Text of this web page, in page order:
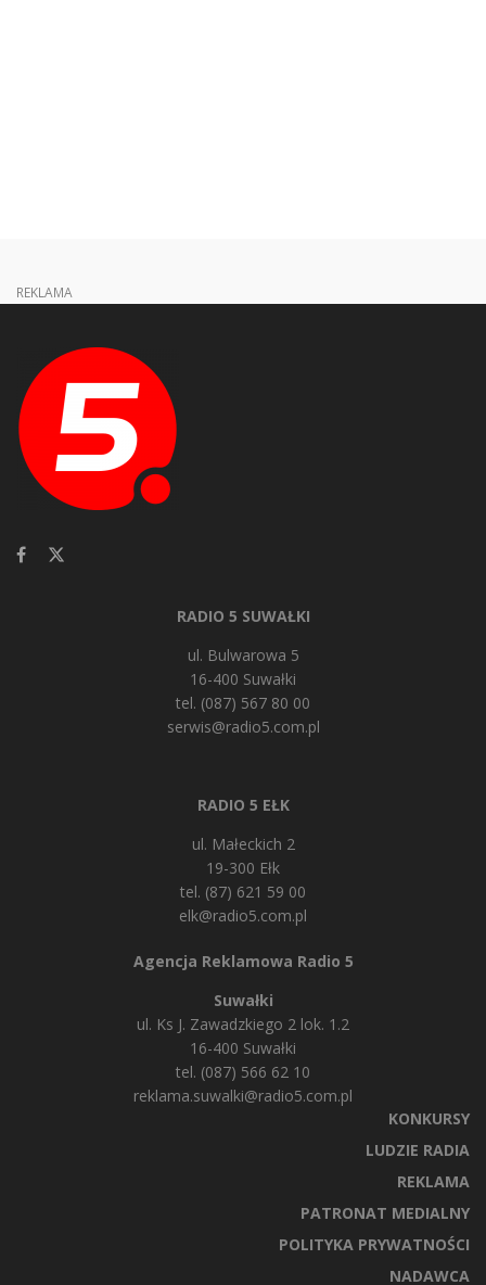
REKLAMA
RADIO 5 SUWAŁKI
ul. Bulwarowa 5
16-400 Suwałki
tel. (087) 567 80 00
serwis@radio5.com.pl
RADIO 5 EŁK
ul. Małeckich 2
19-300 Ełk
tel. (87) 621 59 00
elk@radio5.com.pl
Agencja Reklamowa Radio 5
Suwałki
ul. Ks J. Zawadzkiego 2 lok. 1.2
16-400 Suwałki
tel. (087) 566 62 10
reklama.suwalki@radio5.com.pl
KONKURSY
LUDZIE RADIA
REKLAMA
PATRONAT MEDIALNY
POLITYKA PRYWATNOŚCI
NADAWCA